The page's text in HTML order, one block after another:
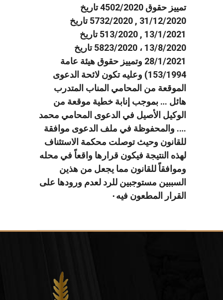
تمييز حقوق 4502/2020 تاريخ
31/12/2020 , 5732/2020 تاريخ
13/1/2021 , 513/2020 تاريخ
13/8/2020 ، 5823/2020 تاريخ
28/1/2021 وتمييز حقوق هيئة عامة
153/1994) وعليه تكون لائحة الدعوى
الموقعة من المحامي المناب المتدرب
هائل … بموجب إنابة خطية موقعة من
الوكيل الأصيل في الدعوى المحامي محمد
…. والمحفوظة في ملف الدعوى موافقة
للقانون وحيث توصلت محكمة الاستئناف
لهذه النتيجة فيكون قرارها واقعاً في محله
وموافقاً للقانون مما يجعل من هذين
السببين مستوجبين للرد لعدم ورودها على
القرار المطعون فيه٠